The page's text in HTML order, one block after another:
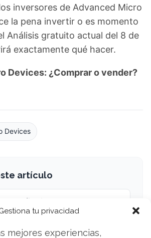
tu privacidad
mejores experiencias,
inversores de Advanced Micro
la pena invertir o es momento
Análisis gratuito actual del 8 de
exactamente qué hacer.
Devices: ¿Comprar o vender?
Devices
artículo
Twitter